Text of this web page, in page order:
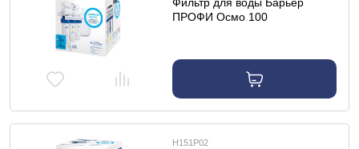
Фильтр для воды Барьер
ПРОФИ Осмо 100
Н151Р02